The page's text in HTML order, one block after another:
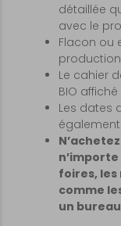
détaillée
avec le
Flacon ou
Le cahier
BIO
Les dates
n’importe
foires,
comme
un